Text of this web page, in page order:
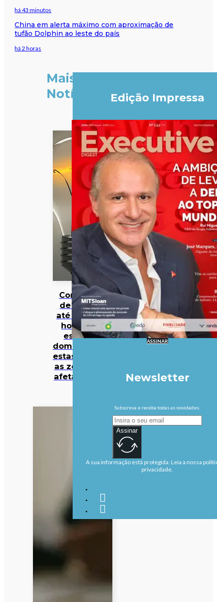
há 43 minutos
China em alerta máximo com aproximação de
tufão Dolphin ao leste do país
há 2 horas
Mais
Notícias
Cortes
de luz
até seis
horas
este
domingo:
estas são
as zonas
afetadas
Edição Impressa
ASSINAR
Newsletter
Subscreva e receba todas as novidades.
Assinar
A sua informação está protegida. Leia a nossa
privacidade.